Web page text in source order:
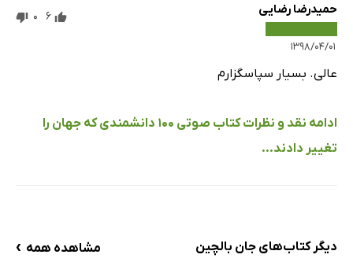
حمیدرضا رضایی
۱۳۹۸/۰۴/۰۱
6
0
عالی. بسیار سپاسگزارم
ادامه نقد و نظرات کتاب صوتی 100 دانشمندی که جهان را
تغییر دادند...
دیگر کتاب‌های جان بالچین مشاهده همه ›